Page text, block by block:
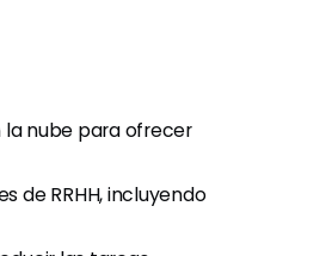
nube para ofrecer
de RRHH, incluyendo